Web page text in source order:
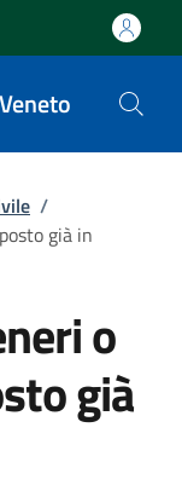
/
già in
o
già